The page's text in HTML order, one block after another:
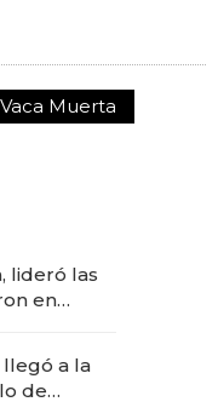
Vaca Muerta
lideró las
en
llegó a la
de